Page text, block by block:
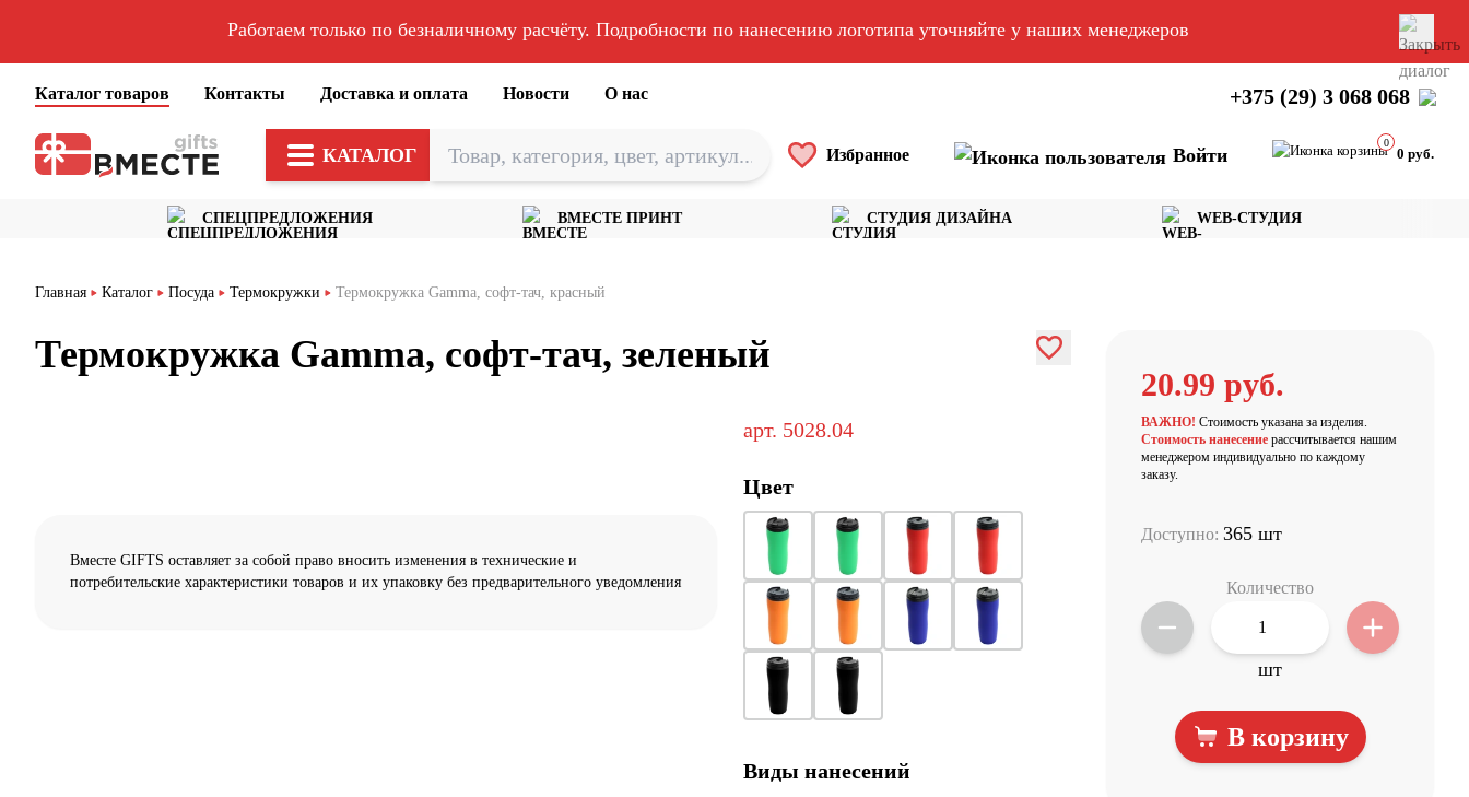
Работаем только по безналичному расчёту. Подробности по нанесению логотипа уточняйте у наших менеджеров
Каталог товаров Контакты Доставка и оплата Новости О нас +375 (29) 3 068 068
КАТАЛОГ Избранное Войти
0
0 руб.
СПЕЦПРЕДЛОЖЕНИЯ ВМЕСТЕ ПРИНТ СТУДИЯ ДИЗАЙНА WEB-СТУДИЯ
Главная Каталог Посуда Термокружки Термокружка Gamma, cофт-тач, красный
Термокружка Gamma, cофт-тач, зеленый
Вместе GIFTS оставляет за собой право вносить изменения в технические и
потребительские характеристики товаров и их упаковку без предварительного уведомления
арт. 5028.04
Цвет
Виды нанесений
20.99 руб.
ВАЖНО! Стоимость указана за изделия.
Стоимость нанесение рассчитывается нашим
менеджером индивидуально по каждому
заказу.
Доступно: 365 шт
Количество
шт
В корзину